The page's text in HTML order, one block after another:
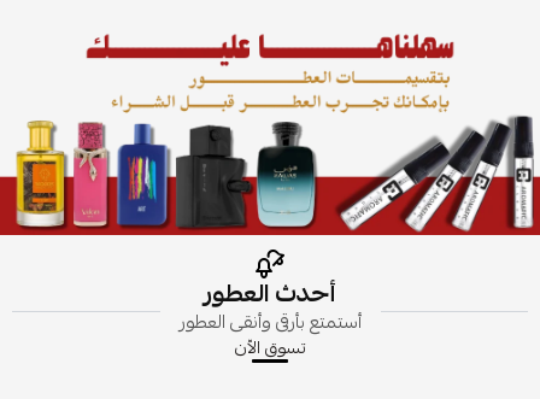
أحدث العطور
أستمتع بأرقى وأنقى العطور
تسوق الاّن